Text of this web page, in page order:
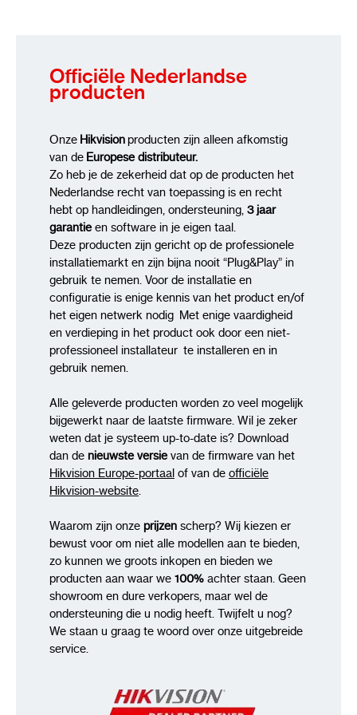
16 tot 64 Kbps (AAC-LC), 8 tot 320 Kbps
(MP3)
kHz,32 kHz,48 kHz
Filtering van omgevingsgeluiden
Slimme functies
Smart RecordANR (automatische
netwerkaanvulling), Dual-VCA
Netwerk
ProtocollenTCP/
WebSocket,WebSockets,SRTP
NetwerkopslagNAS (NFS, SMB/CIFS),
automatische netwerkaanvulling (ANR)
API
Gelijktijdige liveweergave 20
Gebruiker/host32
BeveiligingWachtwoordbeveiliging,
HTTPS-codering, 802.1X-authenticatie
(EAP-TLS, EAP-LEAP, EAP-MD5), host-
authenticatie (MAC-adres), IP-adresfilter
iVMS-4200,HikCentral Pro,Hik-
Connect
WebbrowserIE 11+, Chrome 57+, Firefox
52+, Safari 12+, Edge79.0.309.65+
Afbeelding
Groot dynamisch bereik
(WDR)
Dag/nachtschakelaar
automatisch, schema
Officiële Nederlandse
producten
Onze Hikvisionproducten zijn alleen afkomstig
van de Europese distributeur.
Zo heb je de zekerheid dat op de producten het
Nederlandse recht van toepassing is en recht
hebt op handleidingen, ondersteuning, 3 jaar
garantieen software in je eigen taal.
Deze producten zijn gericht op de professionele
installatiemarkt en zijn bijna nooit “Plug&Play” in
gebruik te nemen. Voor de installatie en
configuratie is enige kennis van het product en/of
het eigen netwerk nodig Met enige vaardigheid
en verdieping in het product ook door een niet-
professioneel installateur te installeren en in
gebruik nemen.
Alle geleverde producten worden zo veel mogelijk
bijgewerkt naar de laatste firmware. Wil je zeker
weten dat je systeem up-to-date is? Download
dan de nieuwste versievan de firmware van het
Hikvision Europe-portaal of van de officiële
Hikvision-website.
Waarom zijn onze prijzen scherp? Wij kiezen er
bewust voor om niet alle modellen aan te bieden,
zo kunnen we groots inkopen en bieden we
producten aan waar we 100% achter staan. Geen
showroom en dure verkopers, maar wel de
ondersteuning die u nodig heeft. Twijfelt u nog?
We staan u graag te woord over onze uitgebreide
service.